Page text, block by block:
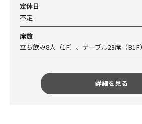
定休日
不定
席数
立ち飲み8人（1F）、テーブル23席（B1F）
詳細を見る